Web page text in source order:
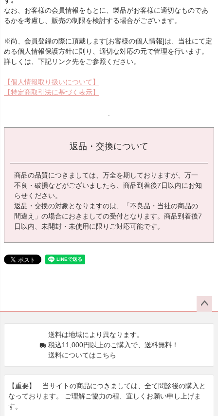
なお、お客様の会員情報をもとに、製品がお客様に適切なものであ
るかを考慮し、販売の制限を検討する場合がございます。
※尚、会員登録の際に頂戴します[お客様の個人情報]は、当社にて定
める個人情報保護方針に則り、適切な対応の元で管理を行います。
詳しくは、下記リンク先をご参照ください。
【個人情報取り扱いについて】
【特定商取引法に基づく表示】
返品・交換について
商品の品質につきましては、万全を期しておりますが、万一
不良・破損などがございましたら、商品到着後7日以内にお知
らせください。
返品・交換の対象となりますのは、「不良品・当社の商品の
間違え」の場合におきましての受付となります。商品到着後7
日以内、未開封・未使用に限りご対応可能です。
送料は地域により異なります。
税込11,000円以上のご購入で、送料無料！
送料についてはこちら
【重要】 当サイトの商品につきましては、全て問診後の購⼊と
なっております。 ご理解ご協⼒の程、宜しくお願い申し上げま
す。